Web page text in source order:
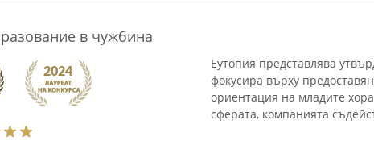
в чужбина
Еутопия представлява
фокусира върху
ориентация на младите
сферата, компанията